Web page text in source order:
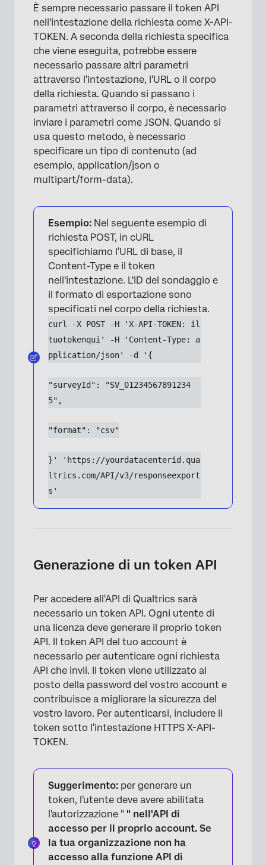
È sempre necessario passare il token API
nell'intestazione della richiesta come X-API-
TOKEN. A seconda della richiesta specifica
che viene eseguita, potrebbe essere
necessario passare altri parametri
attraverso l'intestazione, l'URL o il corpo
della richiesta. Quando si passano i
parametri attraverso il corpo, è necessario
inviare i parametri come JSON. Quando si
usa questo metodo, è necessario
specificare un tipo di contenuto (ad
esempio, application/json o
multipart/form-data).
Esempio: Nel seguente esempio di
richiesta POST, in cURL
specifichiamo l'URL di base, il
Content-Type e il token
nell'intestazione. L'ID del sondaggio e
il formato di esportazione sono
specificati nel corpo della richiesta.
curl -X POST -H 'X-API-TOKEN: il
tuotokenqui' -H 'Content-Type: a
pplication/json' -d '{
"surveyId": "SV_01234567891234
5",
"format": "csv"
}' 'https://yourdatacenterid.qua
ltrics.com/API/v3/responseexport
s'
Generazione di un token API
Per accedere all'API di Qualtrics sarà
necessario un token API. Ogni utente di
una licenza deve generare il proprio token
API. Il token API del tuo account è
necessario per autenticare ogni richiesta
API che invii. Il token viene utilizzato al
posto della password del vostro account e
contribuisce a migliorare la sicurezza del
vostro lavoro. Per autenticarsi, includere il
token sotto l'intestazione HTTPS X-API-
TOKEN.
Suggerimento: per generare un
token, l'utente deve avere abilitata
l'autorizzazione " " nell'API di
accesso per il proprio account. Se
la tua organizzazione non ha
accesso alla funzione API di